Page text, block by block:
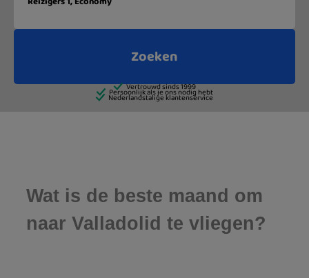
Wat is de beste maand om
naar Valladolid te vliegen?